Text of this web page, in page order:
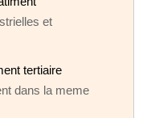
et
tertiaire
dans la meme